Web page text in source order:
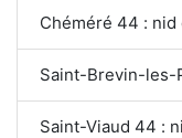
Chéméré 44 :
Saint-Brevin-les-
Saint-Viaud 44 :